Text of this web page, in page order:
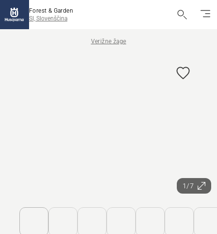
Forest & Garden
SI, Slovenščina
Verižne žage
1/7